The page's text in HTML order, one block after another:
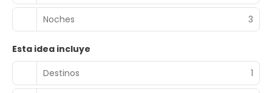
Noches 3
Esta idea incluye
Destinos
1